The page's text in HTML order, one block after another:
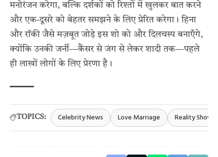
मनोरंजन करेगा, बल्कि दर्शकों को रिश्तों में खुलकर बात करने
और एक-दूसरे को बेहतर समझने के लिए प्रेरित करेगा। हिना
और रॉकी जैसे मज़बूत जोड़े इस शो को और दिलचस्प बनाएँगे,
क्योंकि उनकी जर्नी—कैंसर से जंग से लेकर शादी तक—पहले
ही लाखों लोगों के लिए प्रेरणा है।
TOPICS: Celebrity News Love Marriage Reality Show